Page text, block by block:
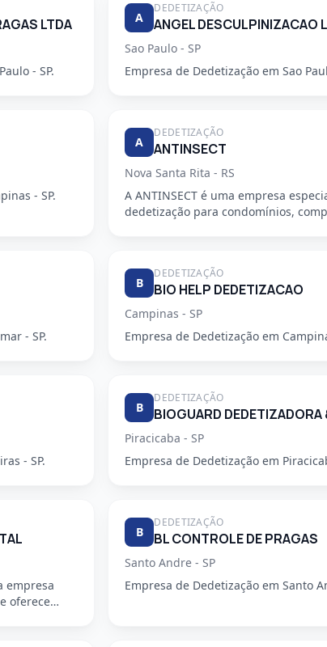
LTDA
- SP.
A
DEDETIZAÇÃO
Sao Paulo - SP
Empresa de Dedetização em Sao
- SP.
A
DEDETIZAÇÃO
ANTINSECT
Nova Santa Rita - RS
A ANTINSECT é uma empresa
dedetização para condomínios,
- SP.
B
DEDETIZAÇÃO
BIO HELP DEDETIZACAO
Campinas - SP
Empresa de Dedetização em
- SP.
B
DEDETIZAÇÃO
Piracicaba - SP
Empresa de Dedetização em
empresa
oferece
B
DEDETIZAÇÃO
BL CONTROLE DE PRAGAS
Santo Andre - SP
Empresa de Dedetização em Santo